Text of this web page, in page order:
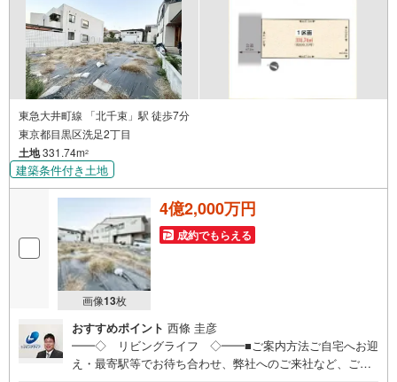
東急大井町線 「北千束」駅 徒歩7分
東京都目黒区洗足2丁目
土地331.74m2
建築条件付き土地
画像13枚
4億2,000万円
成約でもらえる
おすすめポイント 西條 圭彦
━━◇ リビングライフ ◇━━■ご案内方法ご自宅へお迎
え・最寄駅等でお待ち合わせ、弊社へのご来社など、ご相